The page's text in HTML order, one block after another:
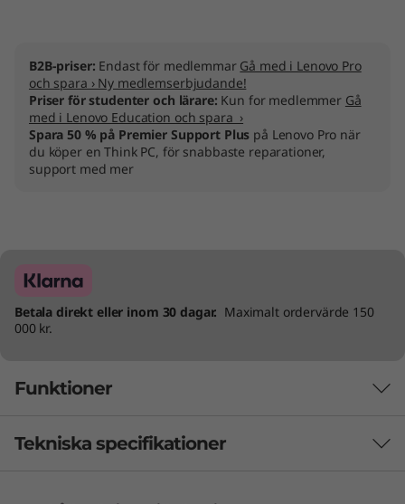
B2B-priser: Endast för medlemmar Gå med i Lenovo Pro
och spara › Ny medlemserbjudande!
Priser för studenter och lärare: Kun for medlemmer Gå
med i Lenovo Education och spara ›
Spara 50 % på Premier Support Plus på Lenovo Pro när
du köper en Think PC, för snabbaste reparationer,
support med mer
Betala direkt eller inom 30 dagar. Maximalt ordervärde 150
000 kr.
Funktioner
Tekniska specifikationer